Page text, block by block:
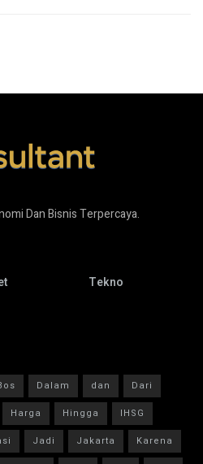
Dan Bisnis Terpercaya.
Tekno
Dalam dan
Dari
Harga Hingga
IHSG
Jadi Jakarta
Karena